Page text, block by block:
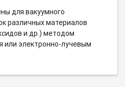
для вакуумного
различных материалов
и др.) методом
или электронно-лучевым